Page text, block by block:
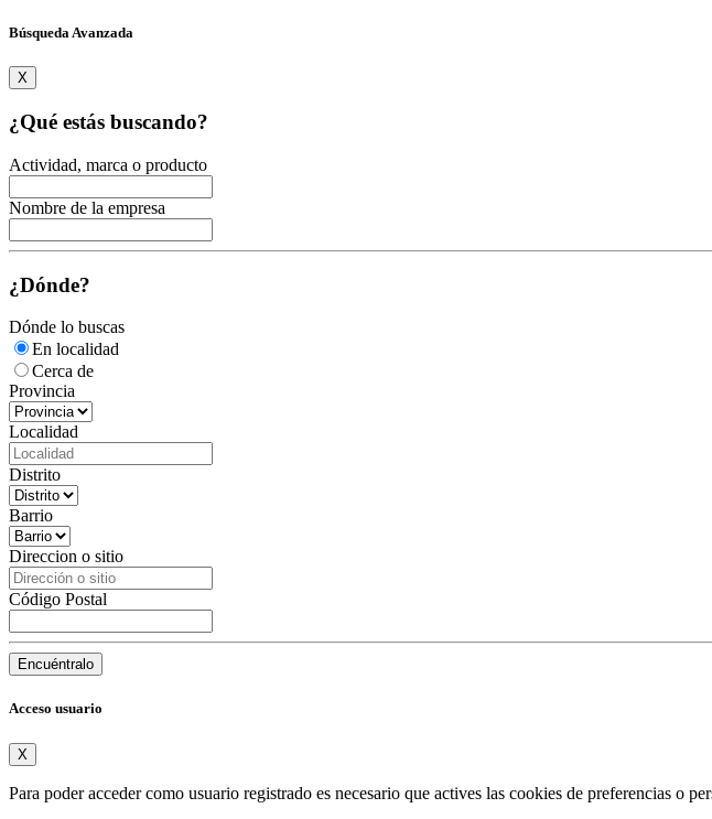
Búsqueda Avanzada
X
¿Qué estás buscando?
Actividad, marca o producto
Nombre de la empresa
¿Dónde?
Dónde lo buscas
En localidad
Cerca de
Provincia
Localidad
Distrito
Barrio
Direccion o sitio
Código Postal
Encuéntralo
Acceso usuario
X
Para poder acceder como usuario registrado es necesario que actives las cookies de preferencias o